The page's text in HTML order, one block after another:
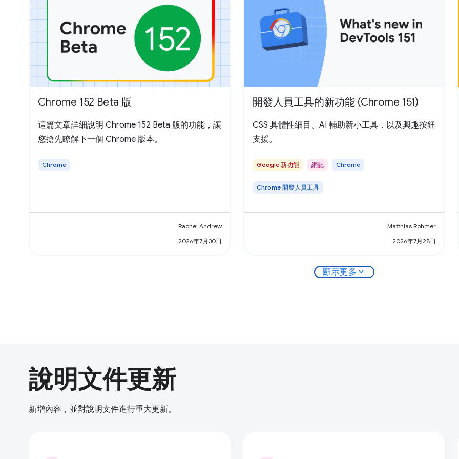
Chrome 152 Beta 版
這篇文章詳細說明 Chrome 152 Beta 版的功能，讓
您搶先瞭解下一個 Chrome 版本。
Chrome
Rachel Andrew
2026年7月30日
開發人員工具的新功能 (Chrome 151)
CSS 具體性細目、AI 輔助新小工具，以及興趣按鈕
支援。
Google 新功能 網誌 Chrome
Chrome 開發人員工具
Matthias Rohmer
2026年7月28日
顯示更多 expand_more
說明文件更新
新增內容，並對說明文件進行重大更新。